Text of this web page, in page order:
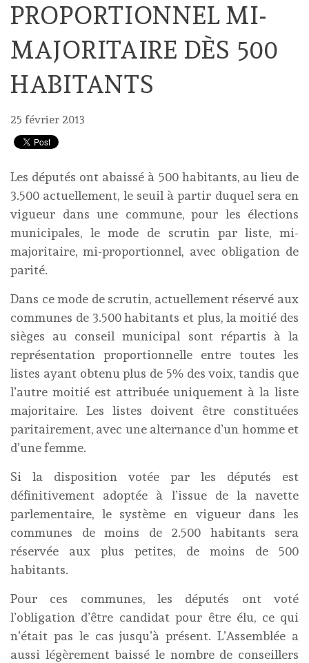
PROPORTIONNEL MI-
MAJORITAIRE DÈS 500
HABITANTS
25 février 2013
Les députés ont abaissé à 500 habitants, au lieu de
3.500 actuellement, le seuil à partir duquel sera en
vigueur dans une commune, pour les élections
municipales, le mode de scrutin par liste, mi-
majoritaire, mi-proportionnel, avec obligation de
parité.
Dans ce mode de scrutin, actuellement réservé aux
communes de 3.500 habitants et plus, la moitié des
sièges au conseil municipal sont répartis à la
représentation proportionnelle entre toutes les
listes ayant obtenu plus de 5% des voix, tandis que
l’autre moitié est attribuée uniquement à la liste
majoritaire. Les listes doivent être constituées
paritairement, avec une alternance d’un homme et
d’une femme.
Si la disposition votée par les députés est
définitivement adoptée à l’issue de la navette
parlementaire, le système en vigueur dans les
communes de moins de 2.500 habitants sera
réservée aux plus petites, de moins de 500
habitants.
Pour ces communes, les députés ont voté
l’obligation d’être candidat pour être élu, ce qui
n’était pas le cas jusqu’à présent. L’Assemblée a
aussi légèrement baissé le nombre de conseillers